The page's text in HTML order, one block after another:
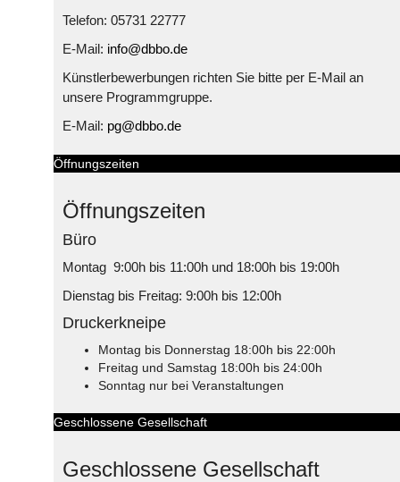
Telefon: 05731 22777
E-Mail: info@dbbo.de
Künstlerbewerbungen richten Sie bitte per E-Mail an
unsere Programmgruppe.
E-Mail: pg@dbbo.de
Öffnungszeiten
Öffnungszeiten
Büro
Montag 9:00h bis 11:00h und 18:00h bis 19:00h
Dienstag bis Freitag: 9:00h bis 12:00h
Druckerkneipe
Montag bis Donnerstag 18:00h bis 22:00h
Freitag und Samstag 18:00h bis 24:00h
Sonntag nur bei Veranstaltungen
Geschlossene Gesellschaft
Geschlossene Gesellschaft